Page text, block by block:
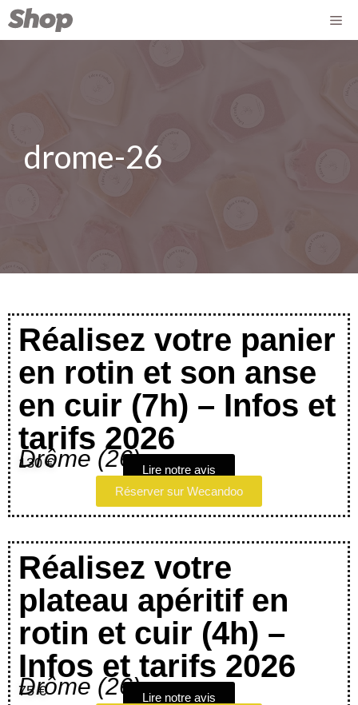
drome-26
Réalisez votre panier
en rotin et son anse
en cuir (7h) – Infos et
tarifs 2026
Drôme (26)
130 €
Lire notre avis
Réserver sur Wecandoo
Réalisez votre
plateau apéritif en
rotin et cuir (4h) –
Infos et tarifs 2026
Drôme (26)
75 €
Lire notre avis